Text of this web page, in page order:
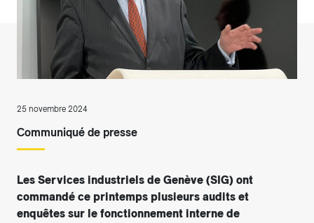
25 novembre 2024
Communiqué de presse
Les Services industriels de Genève (SIG) ont
commandé ce printemps plusieurs audits et
enquêtes sur le fonctionnement interne de